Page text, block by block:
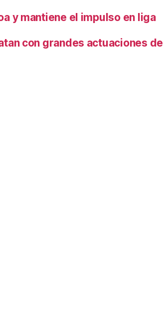
y mantiene el impulso en liga
con grandes actuaciones de